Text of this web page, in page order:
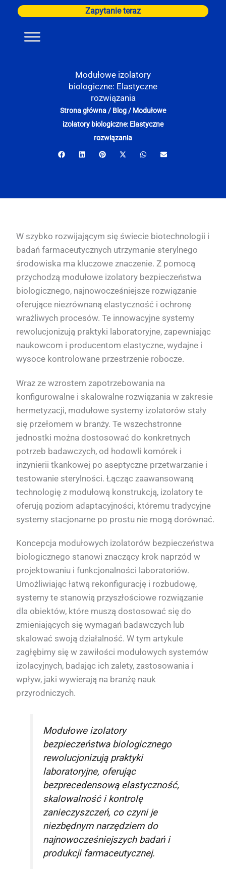
Przejdź
Zapytanie teraz
Modułowe izolatory
biologiczne: Elastyczne
rozwiązania
Strona główna/ Blog/ Modułowe
izolatory biologiczne: Elastyczne
rozwiązania
W szybko rozwijającym się świecie biotechnologii i
badań farmaceutycznych utrzymanie sterylnego
środowiska ma kluczowe znaczenie. Z pomocą
przychodzą modułowe izolatory bezpieczeństwa
biologicznego, najnowocześniejsze rozwiązanie
oferujące niezrównaną elastyczność i ochronę
wrażliwych procesów. Te innowacyjne systemy
rewolucjonizują praktyki laboratoryjne, zapewniając
naukowcom i producentom elastyczne, wydajne i
wysoce kontrolowane przestrzenie robocze.
Wraz ze wzrostem zapotrzebowania na
konfigurowalne i skalowalne rozwiązania w zakresie
hermetyzacji, modułowe systemy izolatorów stały
się przełomem w branży. Te wszechstronne
jednostki można dostosować do konkretnych
potrzeb badawczych, od hodowli komórek i
inżynierii tkankowej po aseptyczne przetwarzanie i
testowanie sterylności. Łącząc zaawansowaną
technologię z modułową konstrukcją, izolatory te
oferują poziom adaptacyjności, któremu tradycyjne
systemy stacjonarne po prostu nie mogą dorównać.
Koncepcja modułowych izolatorów bezpieczeństwa
biologicznego stanowi znaczący krok naprzód w
projektowaniu i funkcjonalności laboratoriów.
Umożliwiając łatwą rekonfigurację i rozbudowę,
systemy te stanowią przyszłościowe rozwiązanie
dla obiektów, które muszą dostosować się do
zmieniających się wymagań badawczych lub
skalować swoją działalność. W tym artykule
zagłębimy się w zawiłości modułowych systemów
izolacyjnych, badając ich zalety, zastosowania i
wpływ, jaki wywierają na branżę nauk
przyrodniczych.
Modułowe izolatory
bezpieczeństwa biologicznego
rewolucjonizują praktyki
laboratoryjne, oferując
bezprecedensową elastyczność,
skalowalność i kontrolę
zanieczyszczeń, co czyni je
niezbędnym narzędziem do
najnowocześniejszych badań i
produkcji farmaceutycznej.